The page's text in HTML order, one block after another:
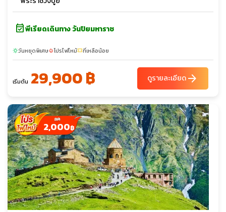
event_availableพีเรียดเดินทาง วันปิยมหาราช
sunnyวันหยุดพิเศษlocal_fire_departmentโปรไฟไหม้confirmation_numberที่เหลือน้อย
เริ่มต้น 29,900 ฿ ดูรายละเอียดarrow_forward
2,000฿